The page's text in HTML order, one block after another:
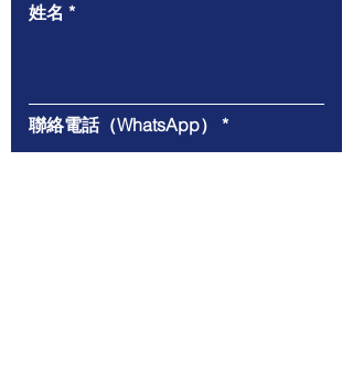
姓名
聯絡電話（WhatsApp）